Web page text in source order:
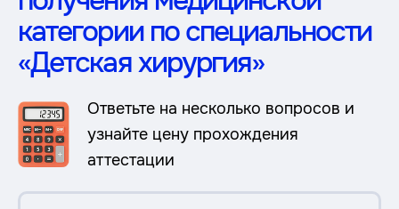
категории по специальности
«Детская хирургия»
Ответьте на несколько вопросов и
узнайте цену прохождения
аттестации